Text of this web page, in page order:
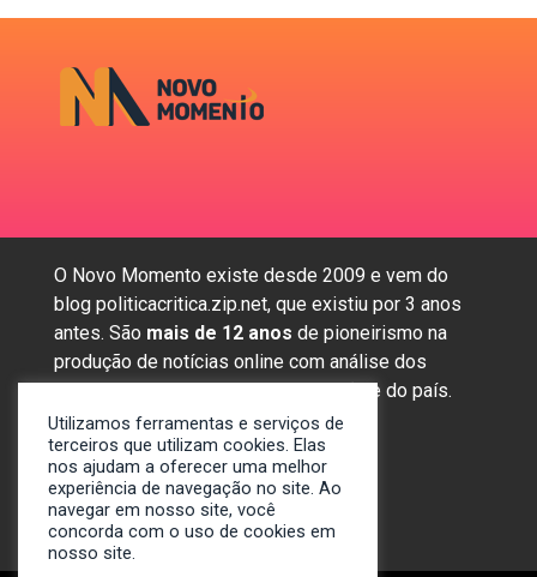
O Novo Momento existe desde 2009 e vem do
blog politicacritica.zip.net, que existiu por 3 anos
antes. São mais de 12 anos de pioneirismo na
produção de notícias online com análise dos
assuntos mais importantes da região e do país.
Sobre nós
Anunciar
Contato
Utilizamos ferramentas e serviços de
terceiros que utilizam cookies. Elas
nos ajudam a oferecer uma melhor
experiência de navegação no site. Ao
navegar em nosso site, você
concorda com o uso de cookies em
nosso site.